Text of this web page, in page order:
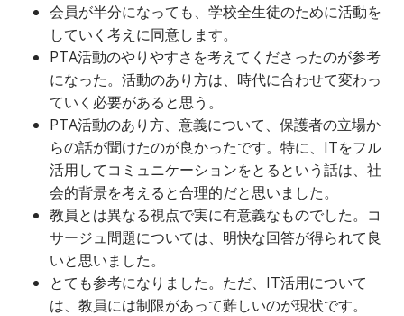
会員が半分になっても、学校全生徒のために活動を
していく考えに同意します。
PTA活動のやりやすさを考えてくださったのが参考
になった。活動のあり方は、時代に合わせて変わっ
ていく必要があると思う。
PTA活動のあり方、意義について、保護者の立場か
らの話が聞けたのが良かったです。特に、ITをフル
活用してコミュニケーションをとるという話は、社
会的背景を考えると合理的だと思いました。
教員とは異なる視点で実に有意義なものでした。コ
サージュ問題については、明快な回答が得られて良
いと思いました。
とても参考になりました。ただ、IT活用について
は、教員には制限があって難しいのが現状です。